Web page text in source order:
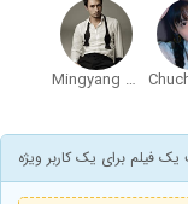
Mingyang Jiang